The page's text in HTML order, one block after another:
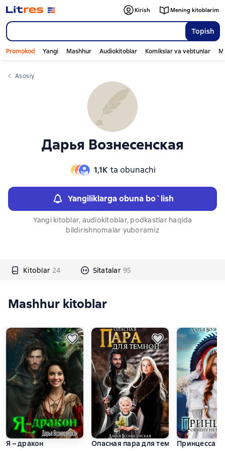
Topish
Kirish Mening kitoblarim
Promokod Yangi Mashhur Audiokitoblar Komikslar va vebtunlar
Asosiy
Дарья Вознесенская
1,1К ta obunachi
Yangiliklarga obuna bo`lish
Yangi kitoblar, audiokitoblar, podkastlar haqida
bildirishnomalar yuboramiz
Kitoblar 24 Sitatalar 95
Слайдер с книгами
Mashhur kitoblar
Я – дракон
Опасная пара для темнойПринцесса
Слайдер с книгами